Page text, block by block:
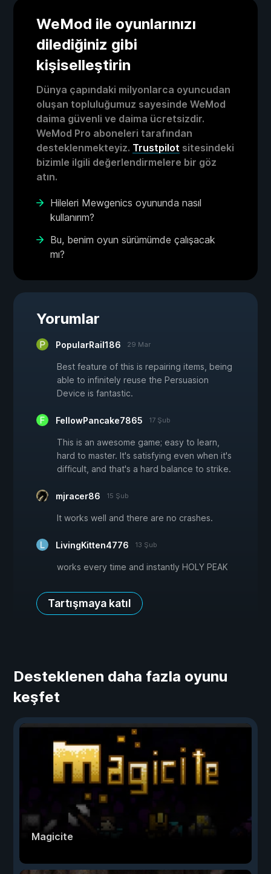
WeMod ile oyunlarınızı
dilediğiniz gibi
kişiselleştirin
Dünya çapındaki milyonlarca oyuncudan
oluşan topluluğumuz sayesinde WeMod
daima güvenli ve daima ücretsizdir.
WeMod Pro aboneleri tarafından
desteklenmekteyiz. Trustpilot sitesindeki
bizimle ilgili değerlendirmelere bir göz
atın.
Hileleri Mewgenics oyununda nasıl
kullanırım?
Bu, benim oyun sürümümde çalışacak
mı?
Yorumlar
PopularRail186 29 Mar
Best feature of this is repairing items, being
able to infinitely reuse the Persuasion
Device is fantastic.
FellowPancake7865 17 Şub
This is an awesome game; easy to learn,
hard to master. It's satisfying even when it's
difficult, and that's a hard balance to strike.
mjracer86 15 Şub
It works well and there are no crashes.
LivingKitten4776 13 Şub
works every time and instantly HOLY PEAK
Tartışmaya katıl
Desteklenen daha fazla oyunu
keşfet
Magicite